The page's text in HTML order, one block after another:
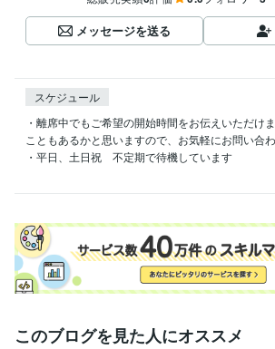
メッセージを送る
スケジュール
・離席中でもご希望の開始時間をお伝えいただけ
こともあるかと思いますので、お気軽にお問い合わ
・平日、土日祝　不定期で待機しています
このブログを見た人にオススメ